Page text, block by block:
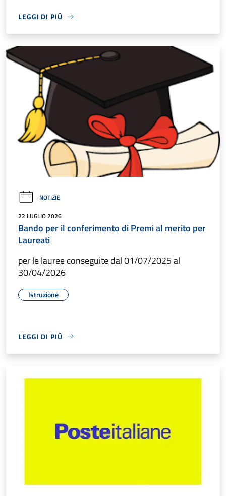
LEGGI DI PIÙ
NOTIZIE
22 LUGLIO 2026
Bando per il conferimento di Premi al merito per
Laureati
per le lauree conseguite dal 01/07/2025 al
30/04/2026
Istruzione
LEGGI DI PIÙ